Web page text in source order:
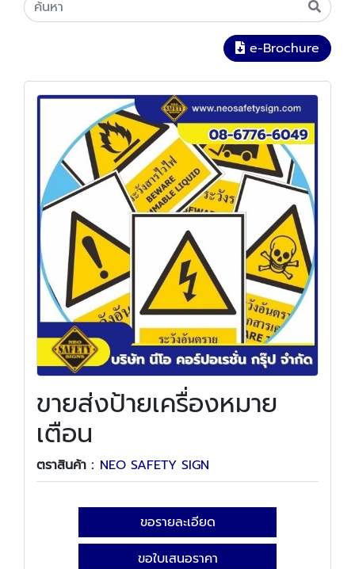
e-Brochure
ขายส่งป้ายเครื่องหมาย
เตือน
ตราสินค้า : NEO SAFETY SIGN
ขอรายละเอียด
ขอใบเสนอราคา